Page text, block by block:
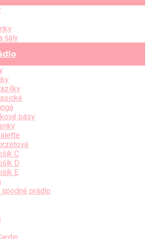
šály
pásy
C
D
E
prádlo